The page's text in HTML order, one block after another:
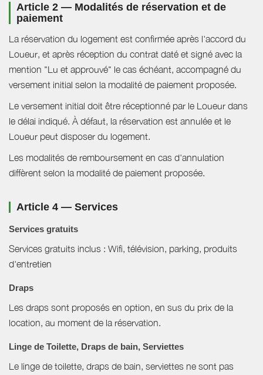
Article 2 — Modalités de réservation et de
paiement
La réservation du logement est confirmée après l'accord du
Loueur, et après réception du contrat daté et signé avec la
mention "Lu et approuvé" le cas échéant, accompagné du
versement initial selon la modalité de paiement proposée.
Le versement initial doit être réceptionné par le Loueur dans
le délai indiqué. À défaut, la réservation est annulée et le
Loueur peut disposer du logement.
Les modalités de remboursement en cas d'annulation
diffèrent selon la modalité de paiement proposée.
Article 4 — Services
Services gratuits
Services gratuits inclus : Wifi, télévision, parking, produits
d'entretien
Draps
Les draps sont proposés en option, en sus du prix de la
location, au moment de la réservation.
Linge de Toilette, Draps de bain, Serviettes
Le linge de toilette, draps de bain, serviettes ne sont pas